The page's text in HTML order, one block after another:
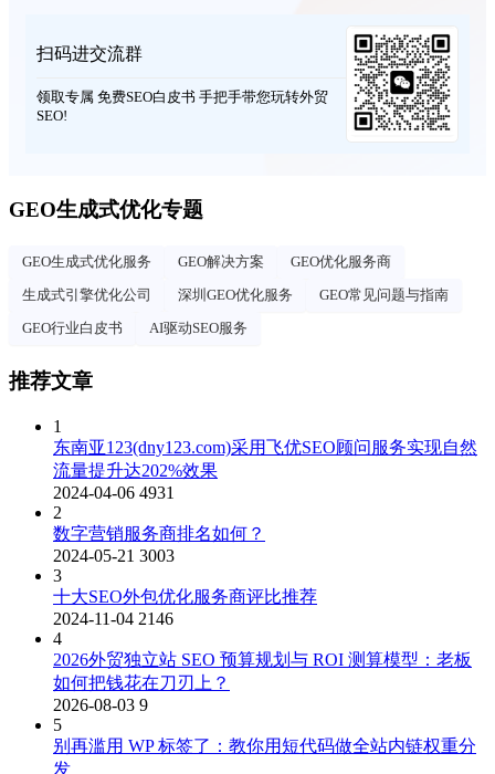
扫码进交流群
领取专属 免费SEO白皮书 手把手带您玩转外贸
SEO!
GEO生成式优化专题
GEO生成式优化服务 GEO解决方案
GEO优化服务商
生成式引擎优化公司
深圳GEO优化服务
GEO常见问题与指南
GEO行业白皮书
AI驱动SEO服务
推荐文章
1
东南亚123(dny123.com)采用飞优SEO顾问服务实现自然
流量提升达202%效果
2024-04-06 4931
2
数字营销服务商排名如何？
2024-05-21 3003
3
十大SEO外包优化服务商评比推荐
2024-11-04 2146
4
2026外贸独立站 SEO 预算规划与 ROI 测算模型：老板
如何把钱花在刀刃上？
2026-08-03 9
5
别再滥用 WP 标签了：教你用短代码做全站内链权重分
发